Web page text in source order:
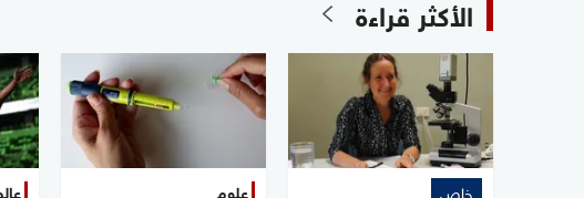
الأكثر قراءة
خاص علوم